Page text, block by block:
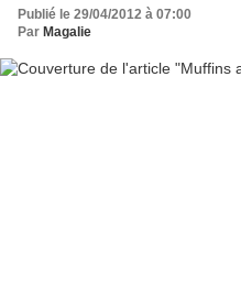
Publié le 29/04/2012 à 07:00
Par Magalie